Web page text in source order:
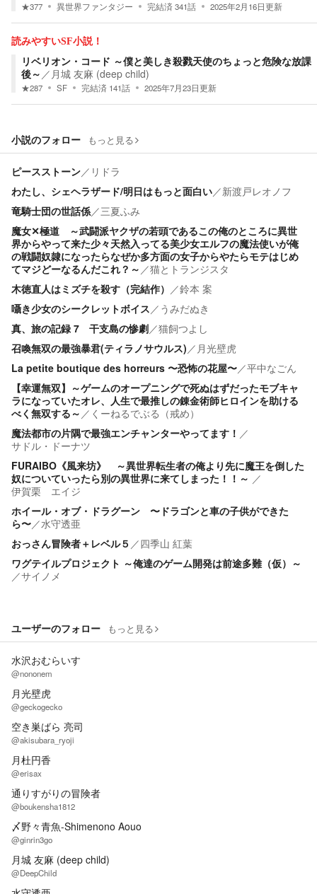
★377 異世界ファンタジー 完結済341話 2025年2月16日更新
読みやすいSF小説！
リベリオン・コード ～僕と美しき殺戮天使のちょっと危険な放課
後～ ／ 月城 友麻 (deep child)
★287 SF 完結済 141話 2025年7月23日更新
小説のフォロー もっと見る
ピースストーン／ リドラ
わたし、シェヘラザード/明日はもっと面白い／新渡戸レオノフ
竜騎士団の世話係／三夏ふみ
魔女✕極道 ～武闘派ヤクザの若頭であるこの俺のところに異世
界からやって来た少々天然入ってる美少女エルフの魔法使いが俺
の戦闘奴隷になったらなぜか多方面の女子からやたらモテはじめ
てマジどーなるんだこれ？～ ／猫とトランジスタ
木徳直人はミズチを殺す（完結作） ／鈴本 案
囁き少女のシークレットボイス／ うみだぬき
真、旅の記録 7 干支島の惨劇／猫飼つよし
召喚無双の最強暴君(ティラノサウルス)／ 月光壁虎
La petite boutique des horreurs 〜恐怖の花屋〜／平中なごん
【幸運無双】～ゲームのオープニングで死ぬはずだったモブキャ
ラになっていたオレ、人生で最推しの錬金術師ヒロインを助ける
べく無双する～ ／ くーねるでぶる（戒め）
魔法都市の片隅で最強エンチャンターやってます！ ／
サドル・ドーナツ
FURAIBO《風来坊》 ～異世界転生者の俺より先に魔王を倒した
奴についていったら別の異世界に来てしまった！！～ ／
伊賀栗 エイジ
ホイール・オブ・ドラグーン 〜ドラゴンと車の子供ができた
ら〜／水守透亜
おっさん冒険者＋レベル５ ／四季山 紅葉
ワグテイルプロジェクト ～俺達のゲーム開発は前途多難（仮）～
／サイノメ
ユーザーのフォロー もっと見る
水沢おむらいす
@nononem
月光壁虎
@geckogecko
空き巣ばら 亮司
@akisubara_ryoji
月杜円香
@erisax
通りすがりの冒険者
@boukensha1812
〆野々青魚-Shimenono Aouo
@ginrin3go
月城 友麻 (deep child)
@DeepChild